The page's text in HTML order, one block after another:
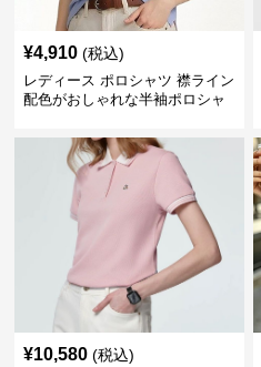
¥4,910 (税込)
レディース ポロシャツ 襟ライン
配色がおしゃれな半袖ポロシャ
¥10,580 (税込)